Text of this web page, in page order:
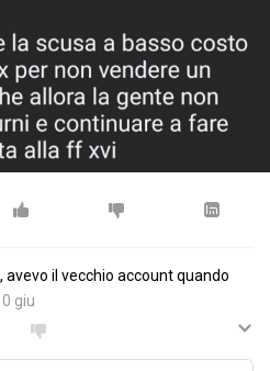
avevo il vecchio account quando
giu